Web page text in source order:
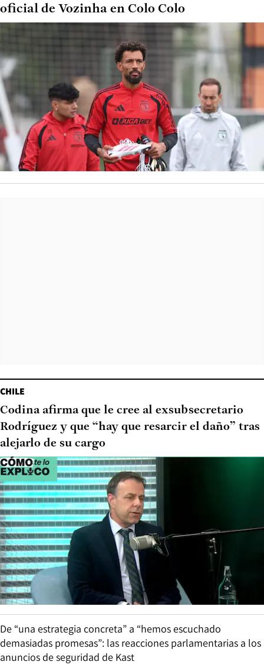
oficial de Vozinha en Colo Colo
CHILE
Codina afirma que le cree al exsubsecretario
Rodríguez y que “hay que resarcir el daño” tras
alejarlo de su cargo
De “una estrategia concreta” a “hemos escuchado
demasiadas promesas”: las reacciones parlamentarias a los
anuncios de seguridad de Kast